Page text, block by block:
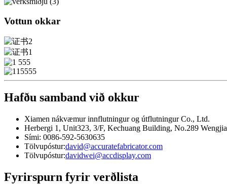
Vottun okkar
Hafðu samband við okkur
Xiamen nákvæmur innflutningur og útflutningur Co., Ltd.
Herbergi 1, Unit323, 3/F, Kechuang Building, No.289
Sími: 0086-592-5630635
Tölvupóstur:david@accuratefabricator.com
Tölvupóstur:davidwei@accdisplay.com
Fyrirspurn fyrir verðlista